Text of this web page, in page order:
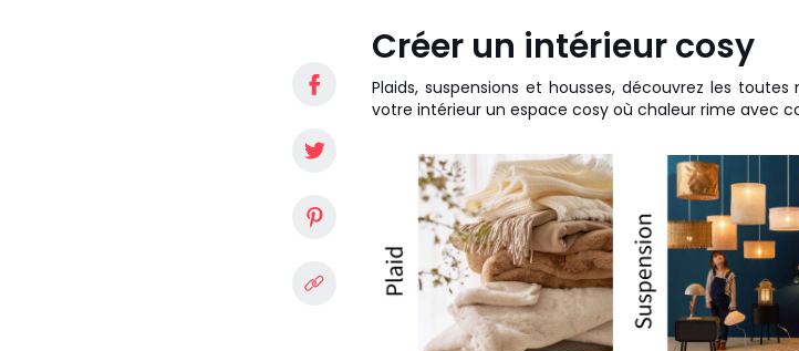
Créer un intérieur cosy
Plaids, suspensions et housses, découvrez les
votre intérieur un espace cosy où chaleur rime avec